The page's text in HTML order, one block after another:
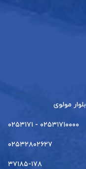
مولوی
۰۲۵۳۱۷۱۰۰۰۰ - ۰۲۵۳۱۷۱
۰۲۵۳۲۸۰۲۶۲۷
۳۷۱۸۵-۱۷۸